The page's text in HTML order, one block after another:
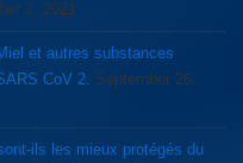
2, 2021
et autres substances
CoV 2. September 26,
ils les mieux protégés du